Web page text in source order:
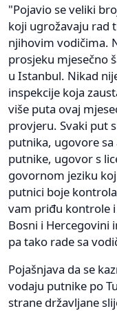
"Pojavio se veliki
koji ugrožavaju rad
njihovim vodičima.
prosjeku mjesečno
u Istanbul. Nikad
inspekcije koja
više puta ovaj
provjeru. Svaki put
putnika, ugovore
putnike, ugovor s
govornom jeziku
putnici boje
vam priđu kontrole
Bosni i Hercegovini
pa tako rade sa
Pojašnjava da se
vodaju putnike po
strane državljane